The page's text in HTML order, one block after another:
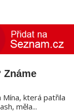
Známe
Mína, která patřila
měla...